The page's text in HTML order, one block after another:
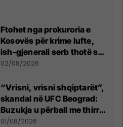
Ftohet nga prokuroria e
Kosovës për krime lufte,
ish-gjenerali serb thotë se
dikush e tradhtoi në
02/08/2026
“Vrisni, vrisni shqiptarët”,
skandal në UFC Beograd:
Buzukja u përball me thirrje
anti-shqiptare nga
01/08/2026